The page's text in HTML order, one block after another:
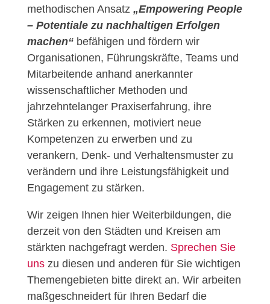
methodischen Ansatz „Empowering People
– Potentiale zu nachhaltigen Erfolgen
machen“ befähigen und fördern wir
Organisationen, Führungskräfte, Teams und
Mitarbeitende anhand anerkannter
wissenschaftlicher Methoden und
jahrzehntelanger Praxiserfahrung, ihre
Stärken zu erkennen, motiviert neue
Kompetenzen zu erwerben und zu
verankern, Denk- und Verhaltensmuster zu
verändern und ihre Leistungsfähigkeit und
Engagement zu stärken.
Wir zeigen Ihnen hier Weiterbildungen, die
derzeit von den Städten und Kreisen am
stärkten nachgefragt werden. Sprechen Sie
unszu diesen und anderen für Sie wichtigen
Themengebieten bitte direkt an. Wir arbeiten
maßgeschneidert für Ihren Bedarf die